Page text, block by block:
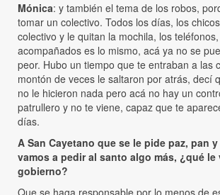
Mónica: y también el tema de los robos,
tomar un colectivo. Todos los días, los
colectivo y le quitan la mochila, los
acompañados es lo mismo, acá ya no se
peor. Hubo un tiempo que te entraban a las
montón de veces le saltaron por atrás, decí
no le hicieron nada pero acá no hay un
patrullero y no te viene, capaz que te
días.
A San Cayetano que se le pide paz, pan
vamos a pedir al santo algo más, ¿qué le
gobierno?